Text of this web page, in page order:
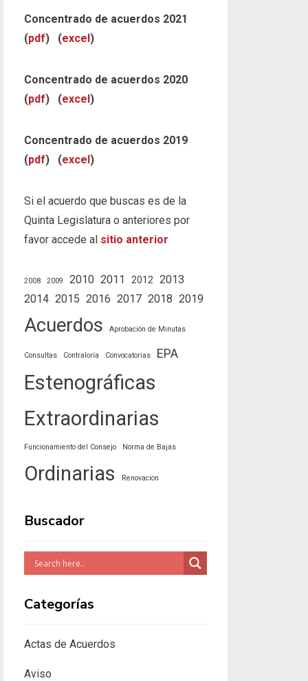
Concentrado de acuerdos 2021
(pdf) (excel)
Concentrado de acuerdos 2020
(pdf) (excel)
Concentrado de acuerdos 2019
(pdf) (excel)
Si el acuerdo que buscas es de la
Quinta Legislatura o anteriores por
favor accede al sitio anterior
2008 2009 2010 2011 2012
2013
2014 2015 2016 2017 2018 2019
Acuerdos Aprobación de Minutas
Consultas Contraloría Convocatorias EPA
Estenográficas
Extraordinarias
Funcionamiento del Consejo Norma de Bajas
Ordinarias Renovacion
Buscador
Categorías
Actas de Acuerdos
Aviso